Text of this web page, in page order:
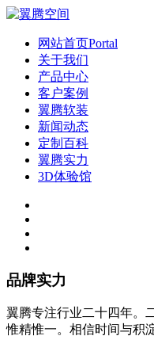
网站首页Portal
关于我们
产品中心
客户案例
翼腾软装
新闻动态
定制百科
翼腾实力
3D体验馆
品牌实力
翼腾专注行业二十四年。
惟精惟一。相信时间与积